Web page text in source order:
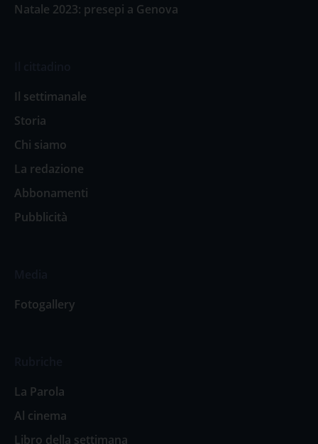
Natale 2023: presepi a Genova
Il settimanale
Storia
Chi siamo
La redazione
Abbonamenti
Pubblicità
Fotogallery
La Parola
Al cinema
Libro della settimana